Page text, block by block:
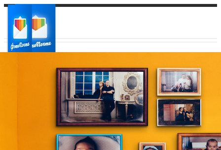
Ваш регион доставки
Выберите из списка: